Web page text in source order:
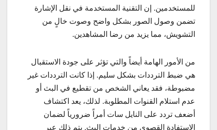
للمستخدمين. إن التقنية المستخدمة في نقل الإشارة
تضمن وصول الصور بشكل واضح وصوت خالٍ من
التشويش، مما يزيد من رضا المشاهدين.
من الأمور الهامة أيضاً والتي تؤثر على جودة الاستقبال
هي ضبط الترددات بشكل سليم. إذا كانت الترددات غير
مضبوطة، فقد يعاني الشخص من تقطيع في البث أو
عدم استلام القنوات المطلوبة. لذلك، يعد اكتشاف
أضعف تردد على النايل سات أمراً ضرورياً لضمان
الاستفادة القصوى من خدمات البث. يتم ذلك عبر